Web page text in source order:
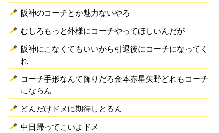
阪神のコーチとか魅力ないやろ
むしろもっと外様にコーチやってほしいんだが
阪神にこなくてもいいから引退後にコーチになってく
れ
コーチ手形なんて飾りだろ金本赤星矢野どれもコーチ
にならん
どんだけドメに期待しとるん
中日帰ってこいよドメ